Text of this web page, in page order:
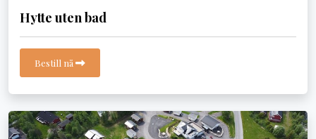
Hytte uten bad
Bestill nå